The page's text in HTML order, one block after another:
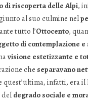
di riscoperta delle Alpi,
al suo culmine nel
tutto l’Ottocento,
di contemplazione e
visione estetizzante e
che separavano
quest’ultima, infatti, era
del degrado sociale e